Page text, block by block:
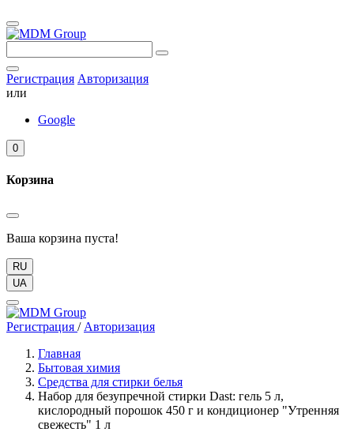
Регистрация Авторизация
или
Google
0
Корзина
Ваша корзина пуста!
RU
UA
Регистрация / Авторизация
Главная
Бытовая химия
Средства для стирки белья
Набор для безупречной стирки Dast: гель 5 л,
кислородный порошок 450 г и кондиционер "Утренняя
свежесть" 1 л